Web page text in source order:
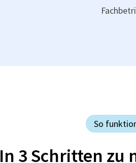
So
In 3 Schritten zu